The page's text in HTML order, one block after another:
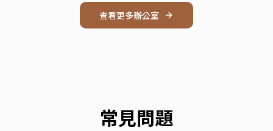
查看更多辦公室
常見問題